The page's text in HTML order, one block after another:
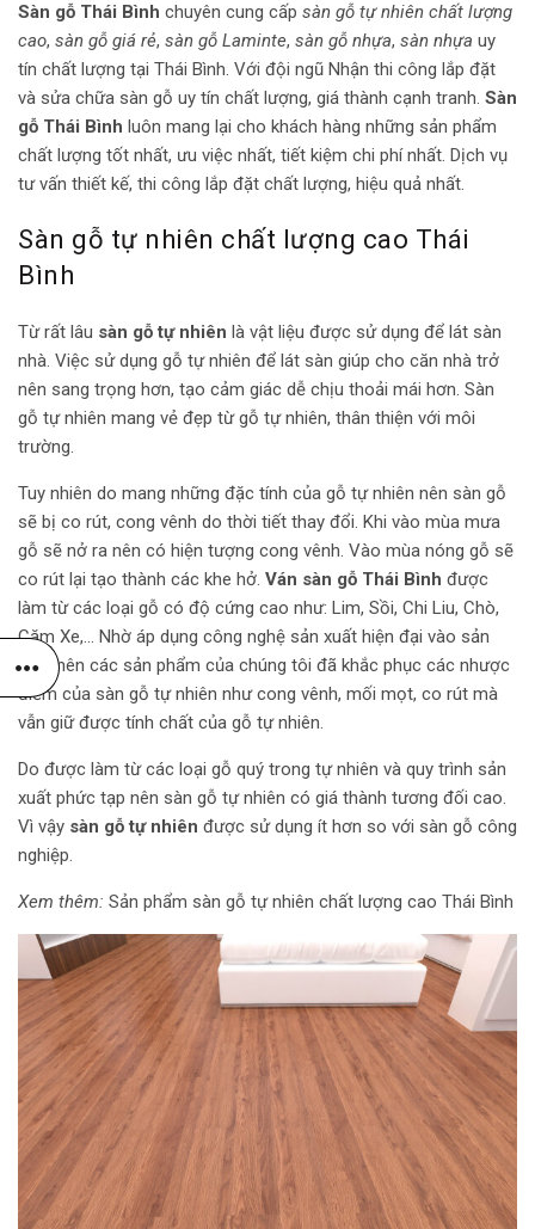
Sàn gỗ Thái Bình chuyên cung cấp sàn gỗ tự nhiên chất lượng
cao, sàn gỗ giá rẻ, sàn gỗ Laminte, sàn gỗ nhựa, sàn nhựa uy
tín chất lượng tại Thái Bình. Với đội ngũ Nhận thi công lắp đặt
và sửa chữa sàn gỗ uy tín chất lượng, giá thành cạnh tranh. Sàn
gỗ Thái Bình luôn mang lại cho khách hàng những sản phẩm
chất lượng tốt nhất, ưu việc nhất, tiết kiệm chi phí nhất. Dịch vụ
tư vấn thiết kế, thi công lắp đặt chất lượng, hiệu quả nhất.
Sàn gỗ tự nhiên chất lượng cao Thái
Bình
Từ rất lâu sàn gỗ tự nhiên là vật liệu được sử dụng để lát sàn
nhà. Việc sử dụng gỗ tự nhiên để lát sàn giúp cho căn nhà trở
nên sang trọng hơn, tạo cảm giác dễ chịu thoải mái hơn. Sàn
gỗ tự nhiên mang vẻ đẹp từ gỗ tự nhiên, thân thiện với môi
trường.
Tuy nhiên do mang những đặc tính của gỗ tự nhiên nên sàn gỗ
sẽ bị co rút, cong vênh do thời tiết thay đổi. Khi vào mùa mưa
gỗ sẽ nở ra nên có hiện tượng cong vênh. Vào mùa nóng gỗ sẽ
co rút lại tạo thành các khe hở. Ván sàn gỗ Thái Bình được
làm từ các loại gỗ có độ cứng cao như: Lim, Sồi, Chi Liu, Chò,
Căm Xe,… Nhờ áp dụng công nghệ sản xuất hiện đại vào sản
xuất nên các sản phẩm của chúng tôi đã khắc phục các nhược
điểm của sàn gỗ tự nhiên như cong vênh, mối mọt, co rút mà
vẫn giữ được tính chất của gỗ tự nhiên.
Do được làm từ các loại gỗ quý trong tự nhiên và quy trình sản
xuất phức tạp nên sàn gỗ tự nhiên có giá thành tương đối cao.
Vì vậy sàn gỗ tự nhiên được sử dụng ít hơn so với sàn gỗ công
nghiệp.
Xem thêm: Sản phẩm sàn gỗ tự nhiên chất lượng cao Thái Bình